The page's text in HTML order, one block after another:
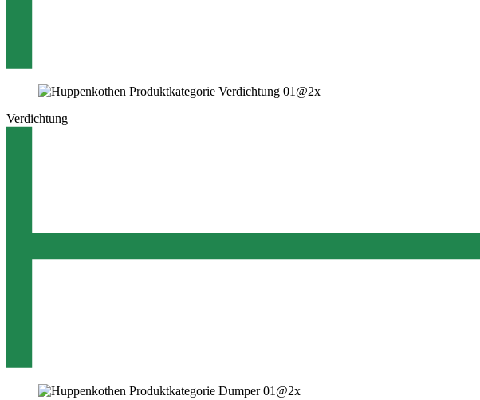
Verdichtung